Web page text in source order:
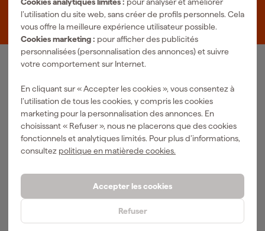
l’utilisation du site web, sans créer de profils personnels. Cela
vous offre la meilleure expérience utilisateur possible.
Cookies marketing : pour afficher des publicités
personnalisées (personnalisation des annonces) et suivre
votre comportement sur Internet.
En cliquant sur « Accepter les cookies », vous consentez à
l’utilisation de tous les cookies, y compris les cookies
marketing pour la personnalisation des annonces. En
choisissant « Refuser », nous ne placerons que des cookies
fonctionnels et analytiques limités. Pour plus d’informations,
consultez politique en matièrede cookies.
Accepter les cookies
Refuser
Zevenheuvelenweg 25
Outils pneumatiques
EPI et vêtements de travail
Outils de mesure
Outil sans-fil
Outils de jardinage
Méthodes de paiement
Fixami
Actualites